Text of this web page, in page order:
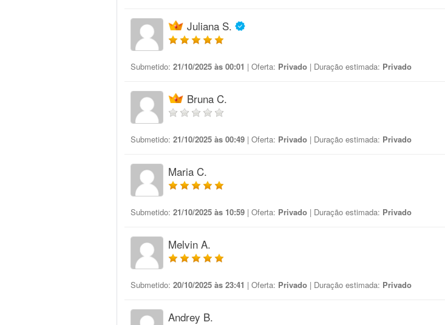
Juliana S.
Submetido: 21/10/2025 às 00:01 | Oferta: Privado | Duração estimada: Privado
Bruna C.
Submetido: 21/10/2025 às 00:49 | Oferta: Privado | Duração estimada: Privado
Maria C.
Submetido: 21/10/2025 às 10:59 | Oferta: Privado | Duração estimada: Privado
Melvin A.
Submetido: 20/10/2025 às 23:41 | Oferta: Privado | Duração estimada: Privado
Andrey B.